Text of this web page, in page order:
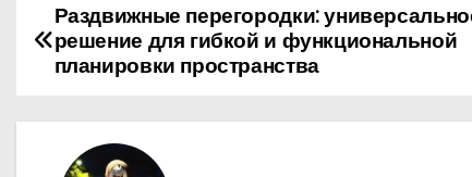
Н
в
Раздвижные перегородки:
решение для гибкой и функциональной
планировки пространства